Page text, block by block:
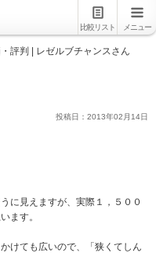
比較リスト メニュー
評判 | レゼルブチャンスさん
投稿日： 2013年02 月 14日
に見えますが、実際１，５００
ます。
けても広いので、「狭くてしん